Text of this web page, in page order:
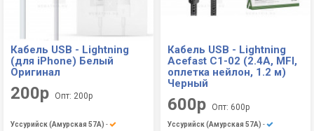
Кабель USB - Lightning
(для iPhone) Белый
Оригинал
200р Опт: 200р
Уссурийск (Амурская 57А) -
Кабель USB - Lightning
Acefast C1-02 (2.4A, MFI,
оплетка нейлон, 1.2 м)
Черный
600р Опт: 600р
Уссурийск (Амурская 57А) -